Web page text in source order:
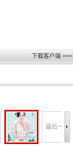
下载客户端 >>>
最后一张